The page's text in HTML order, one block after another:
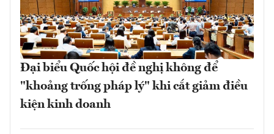
Đại biểu Quốc hội đề nghị không để
"khoảng trống pháp lý" khi cắt giảm điều
kiện kinh doanh